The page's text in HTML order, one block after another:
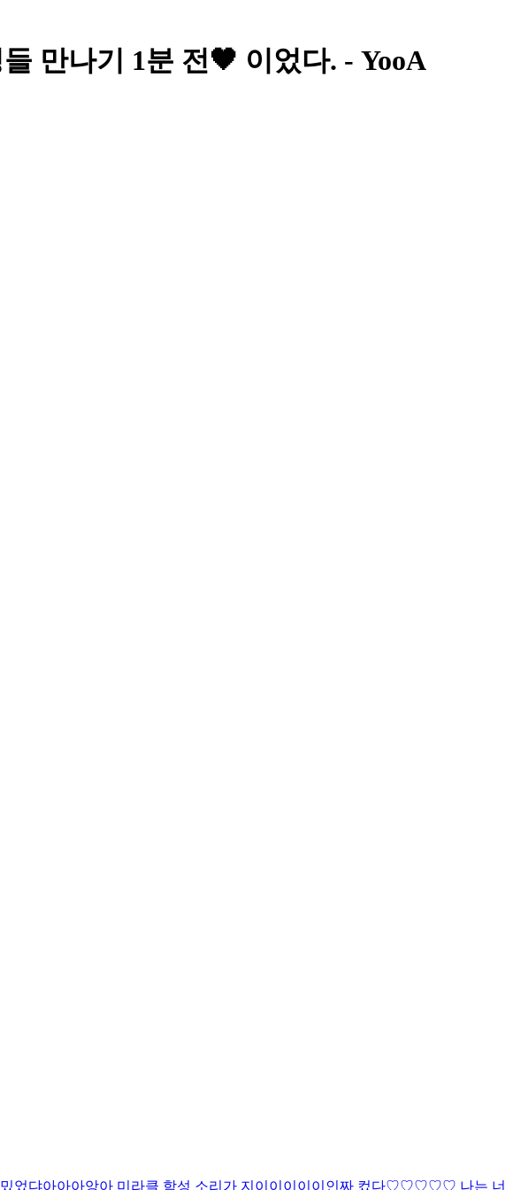
만나기 1분 전🖤 이었다. - YooA
었댜아아아앙아 미라클 함성 소리가 지이이이이이인짜 컸다♡♡♡♡♡ 나는 너